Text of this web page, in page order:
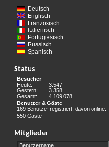
Deutsch
Englisch
Französisch
Italienisch
Portugiesisch
Russisch
Spanisch
Status
Besucher
Heute:
3.547
Gestern:
3.358
Gesamt:
4.109.078
Benutzer & Gäste
169 Benutzer registriert, davon online:
550 Gäste
Mitglieder